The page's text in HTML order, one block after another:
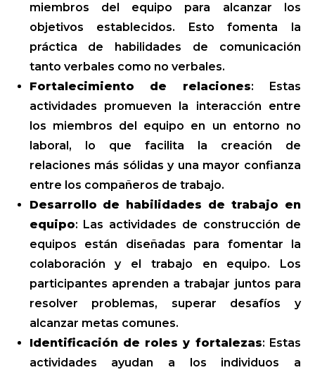
miembros del equipo para alcanzar los
objetivos establecidos. Esto fomenta la
práctica de habilidades de comunicación
tanto verbales como no verbales.
Fortalecimiento de relaciones: Estas
actividades promueven la interacción entre
los miembros del equipo en un entorno no
laboral, lo que facilita la creación de
relaciones más sólidas y una mayor confianza
entre los compañeros de trabajo.
Desarrollo de habilidades de trabajo en
equipo: Las actividades de construcción de
equipos están diseñadas para fomentar la
colaboración y el trabajo en equipo. Los
participantes aprenden a trabajar juntos para
resolver problemas, superar desafíos y
alcanzar metas comunes.
Identificación de roles y fortalezas: Estas
actividades ayudan a los individuos a